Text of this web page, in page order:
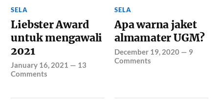
SELA
Liebster Award
untuk mengawali
2021
January 16, 2021 — 13
Comments
SELA
Apa warna jaket
almamater UGM?
December 19, 2020 — 9
Comments